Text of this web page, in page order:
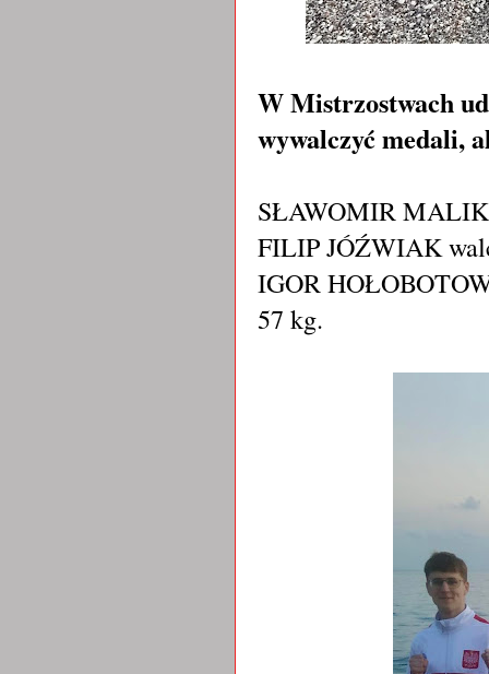
W Mistrzostwach
wywalczyć medali,
SŁAWOMIR MALIK
FILIP JÓŹWIAK
IGOR
57 kg.